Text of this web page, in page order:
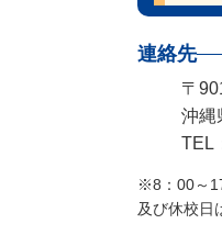
連絡先
〒
沖縄
TEL
※8：00～
及び休校日